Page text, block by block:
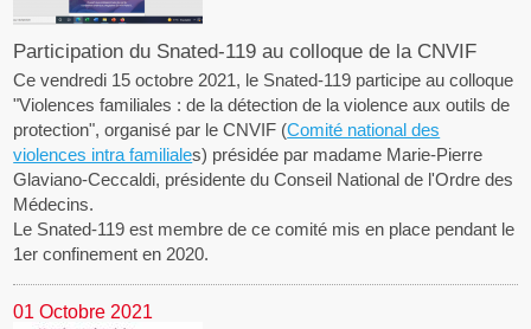
Participation du Snated-119 au colloque de la CNVIF
Ce vendredi 15 octobre 2021, le Snated-119 participe au colloque
"Violences familiales : de la détection de la violence aux outils de
protection", organisé par le CNVIF (Comité national des
violences intra familiales) présidée par madame Marie-Pierre
Glaviano-Ceccaldi, présidente du Conseil National de l'Ordre des
Médecins.
Le Snated-119 est membre de ce comité mis en place pendant le
1er confinement en 2020.
01 Octobre 2021